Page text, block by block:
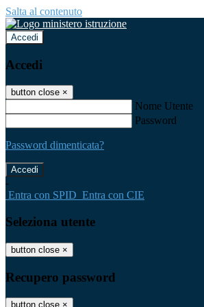
Salta al contenuto
Accedi
Accedi
button close ×
Nome Utente
Password
Password dimenticata?
-
Entra con SPID Entra con CIE
Seleziona utente
button close ×
Recupero password
button close ×